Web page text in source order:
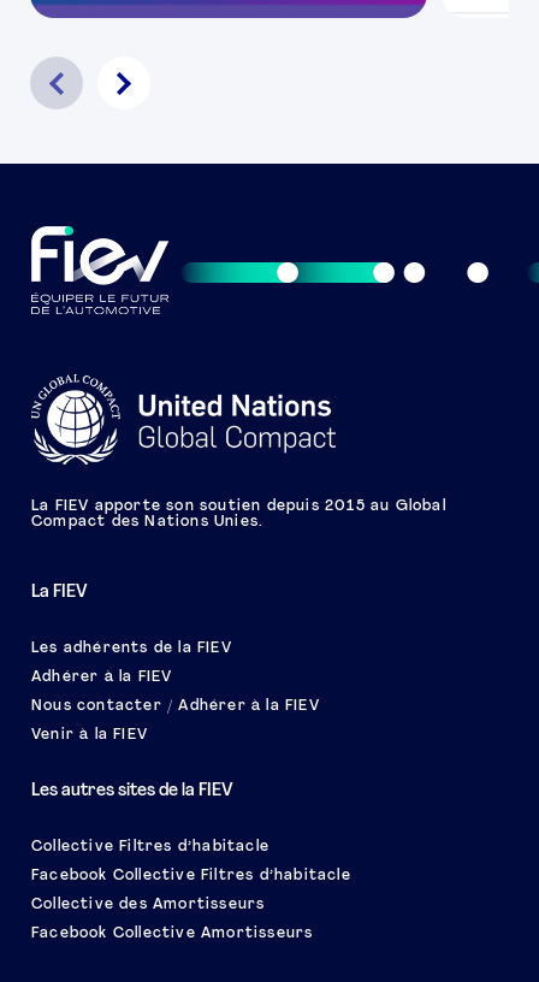
La FIEV
Les adhérents de la FIEV
Adhérer à la FIEV
Nous contacter / Adhérer à la FIEV
Venir à la FIEV
Les autres sites de la FIEV
Collective Filtres d’habitacle
Facebook Collective Filtres d’habitacle
Collective des Amortisseurs
Facebook Collective Amortisseurs
La FIEV apporte son soutien depuis 2015 au Global
Compact des Nations Unies.